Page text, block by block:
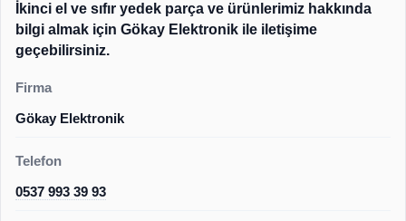
İkinci el ve sıfır yedek parça ve ürünlerimiz hakkında
bilgi almak için Gökay Elektronik ile iletişime
geçebilirsiniz.
Firma
Gökay Elektronik
Telefon
0537 993 39 93